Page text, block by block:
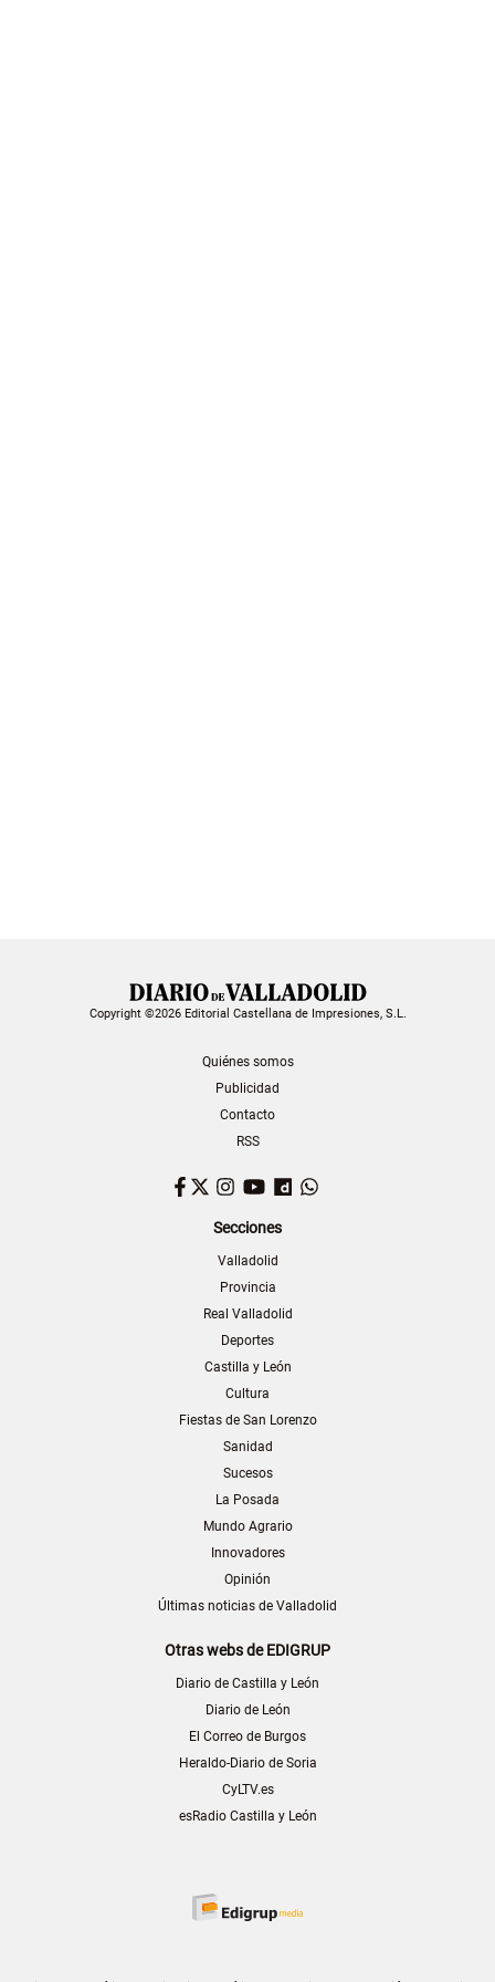
Copyright ©2026 Editorial Castellana de Impresiones, S.L.
Quiénes somos
Publicidad
Contacto
RSS
Facebook
TwitterInstagram
YouTubeDailymotion
Secciones
Valladolid
Provincia
Real Valladolid
Deportes
Castilla y León
Cultura
Fiestas de San Lorenzo
Sanidad
Sucesos
La Posada
Mundo Agrario
Innovadores
Opinión
Últimas noticias de Valladolid
Otras webs de EDIGRUP
Diario de Castilla y León
Diario de León
El Correo de Burgos
Heraldo-Diario de Soria
CyLTV.es
esRadio Castilla y León